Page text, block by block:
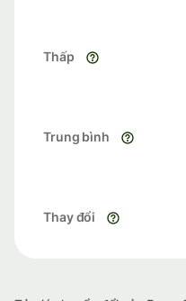
Thấp
Trung bình
Thay đổi